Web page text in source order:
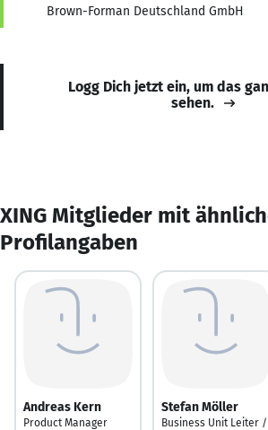
Brown-Forman Deutschland GmbH
Logg Dich jetzt ein, um das
sehen.
XING Mitglieder mit
Profilangaben
Andreas Kern
Product Manager
Stefan Möller
Business Unit Leiter /